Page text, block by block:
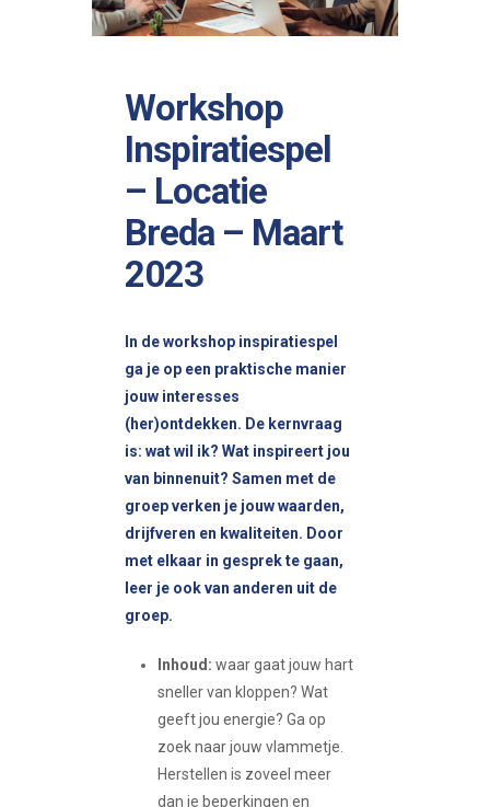
Workshop
Inspiratiespel
– Locatie
Breda – Maart
2023
In de workshop inspiratiespel
ga je op een praktische manier
jouw interesses
(her)ontdekken. De kernvraag
is: wat wil ik? Wat inspireert jou
van binnenuit? Samen met de
groep verken je jouw waarden,
drijfveren en kwaliteiten. Door
met elkaar in gesprek te gaan,
leer je ook van anderen uit de
groep.
Inhoud: waar gaat jouw hart
sneller van kloppen? Wat
geeft jou energie? Ga op
zoek naar jouw vlammetje.
Herstellen is zoveel meer
dan je beperkingen en